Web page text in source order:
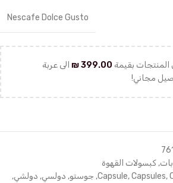
Nescafe Dolce Gusto
بقيمة ₪399.00
الى عربة
مجاني!
, كبسولات القهوة
Capsule,Capsules,
, جوستو, دولسي, دولشي,